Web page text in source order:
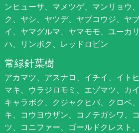
ンヒューサ、マメツゲ、マンリョウ
ク、ヤシ、ヤツデ、ヤブコウジ、ヤ
イ、ヤマグルマ、ヤマモモ、ユーカ
ハ、リンボク、レッドロビン
常緑針葉樹
アカマツ、アスナロ、イチイ、イト
マキ、ウラジロモミ、エゾマツ、カ
キャラボク、クジャクヒバ、クロベ
キ、コウヨウザン、コノテガシワ、
ツ、コニファー、ゴールドクレスト